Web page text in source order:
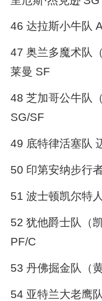
46 达拉斯小牛队
47 奥兰多魔术队
莱曼 SF
48 芝加哥公牛队
SG/SF
49 底特律活塞队
50 印第安纳步行
51 波士顿凯尔特
52 犹他爵士队（
PF/C
53 丹佛掘金队（
54 亚特兰大老鹰